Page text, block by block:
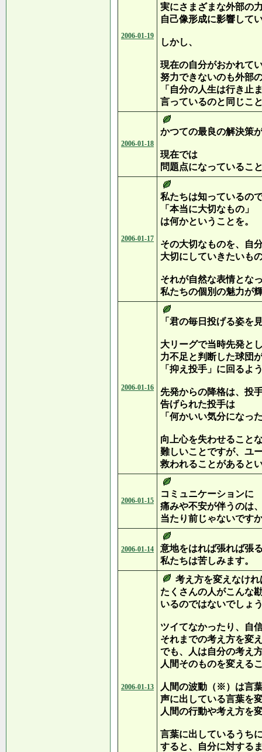
2006-01-19
実にさまざまな外部の
自己像形成に影響して
しかし、
現在の自分がおかれて
努力できないのも外部
「自分の人生は行き止
言っているのと同じこ
2006-01-18
かつての最良の解決策
現在では
問題点になっているこ
2006-01-17
私たちは知っているの
「本当に大切なもの」
は何かということを。
その大切なものを、自
大切にしていきたいも
それが自然な表情とな
私たちの個別の魅力が
2006-01-16
「君の毎日投げる姿を
大リーグで当時先発と
力不足と判断した球団
「抑え投手」に回るよ
先発からの降格は、投
告げられた投手は
「何かいい気分になっ
向上心を失わせること
難しいことですが、ユ
救われることがあると
2006-01-15
コミュニケーションに
痛みや不安が伴うのは
当たり前じゃないです
2006-01-14
意地をはれば張れば張
私たちは苦しみます。
2006-01-13
考え方を変えなけ
たくさんの人がこんな
いるのではないでしょ
ツイてなかったり、自
それまでの考え方を変
でも、人は自分の考え
人間そのものを変える
人間の波動（※）は言
声に出している言葉を
人間の行動や考え方を
言葉に出しているうち
すると、自分に対する